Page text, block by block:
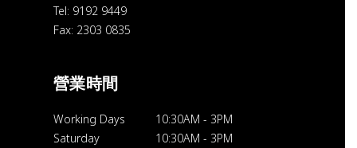
Tel: 9192 9449
Fax: 2303 0835
營業時間
Working Days 10:30AM - 3PM
Saturday
10:30AM - 3PM